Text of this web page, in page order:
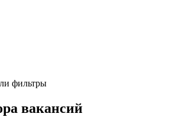
фильтры
вакансий